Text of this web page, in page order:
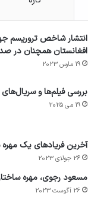
افغانستان همچنان در
19 مارس 2023
بررسی فیلم‌ها و
19 می 2025
آخرین فریادهای یک
26 جولای 2023
مسعود رجوی، مهره
26 آگوست 2023